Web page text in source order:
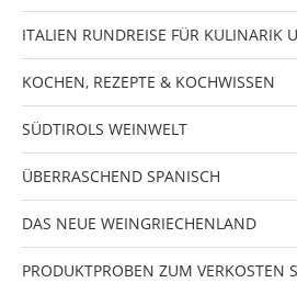
ITALIEN RUNDREISE FÜR KULINARIK
KOCHEN, REZEPTE & KOCHWISSEN
SÜDTIROLS WEINWELT
ÜBERRASCHEND SPANISCH
DAS NEUE WEINGRIECHENLAND
PRODUKTPROBEN ZUM VERKOSTEN